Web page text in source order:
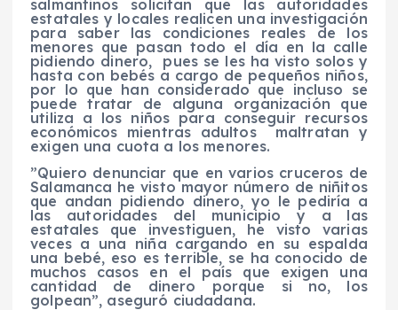
salmantinos solicitan que las autoridades
estatales y locales realicen una investigación
para saber las condiciones reales de los
menores que pasan todo el día en la calle
pidiendo dinero, pues se les ha visto solos y
hasta con bebés a cargo de pequeños niños,
por lo que han considerado que incluso se
puede tratar de alguna organización que
utiliza a los niños para conseguir recursos
económicos mientras adultos maltratan y
exigen una cuota a los menores.
”Quiero denunciar que en varios cruceros de
Salamanca he visto mayor número de niñitos
que andan pidiendo dinero, yo le pediría a
las autoridades del municipio y a las
estatales que investiguen, he visto varias
veces a una niña cargando en su espalda
una bebé, eso es terrible, se ha conocido de
muchos casos en el país que exigen una
cantidad de dinero porque si no, los
golpean”, aseguró ciudadana.